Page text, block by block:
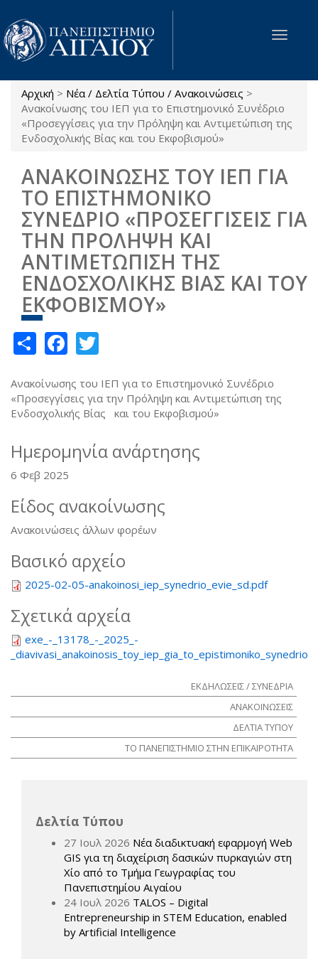
Παράκαμψη προς το κυρίως περιεχόμενο
Toggle
Είστε εδώ
Αρχική > Νέα / Δελτία Τύπου / Ανακοινώσεις >
Ανακοίνωσης του ΙΕΠ για το Επιστημονικό Συνέδριο
«Προσεγγίσεις για την Πρόληψη και Αντιμετώπιση της
Ενδοσχολικής Βίας και του Εκφοβισμού»
ΑΝΑΚΟΙΝΩΣΗΣ ΤΟΥ ΙΕΠ ΓΙΑ
ΤΟ ΕΠΙΣΤΗΜΟΝΙΚΟ
ΣΥΝΕΔΡΙΟ «ΠΡΟΣΕΓΓΙΣΕΙΣ ΓΙΑ
ΤΗΝ ΠΡΟΛΗΨΗ ΚΑΙ
ΑΝΤΙΜΕΤΩΠΙΣΗ ΤΗΣ
ΕΝΔΟΣΧΟΛΙΚΗΣ ΒΙΑΣ ΚΑΙ ΤΟΥ
ΕΚΦΟΒΙΣΜΟΥ»
ShareFacebook
Ανακοίνωσης του ΙΕΠ για το Επιστημονικό Συνέδριο
«Προσεγγίσεις για την Πρόληψη και Αντιμετώπιση της
Ενδοσχολικής Βίας και του Εκφοβισμού»
Ημερομηνία ανάρτησης
6 Φεβ 2025
Είδος ανακοίνωσης
Ανακοινώσεις άλλων φορέων
Βασικό αρχείο
2025-02-05-anakoinosi_iep_synedrio_evie_sd.pdf
Σχετικά αρχεία
exe_-_13178_-_2025_-
ΕΚΔΗΛΩΣΕΙΣ / ΣΥΝΕΔΡΙΑ
ΑΝΑΚΟΙΝΩΣΕΙΣ
ΔΕΛΤΙΑ ΤΥΠΟΥ
ΤΟ ΠΑΝΕΠΙΣΤΗΜΙΟ ΣΤΗΝ ΕΠΙΚΑΙΡΟΤΗΤΑ
Δελτία Τύπου
27 Ιουλ 2026 Νέα διαδικτυακή εφαρμογή Web
GIS για τη διαχείριση δασικών πυρκαγιών στη
Χίο από το Τμήμα Γεωγραφίας του
Πανεπιστημίου Αιγαίου
24 Ιουλ 2026 TALOS – Digital
Entrepreneurship in STEM Education, enabled
by Artificial Intelligence